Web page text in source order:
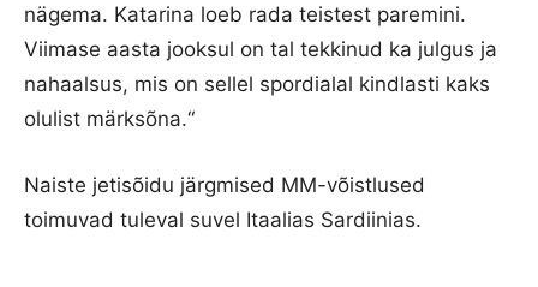
nägema. Katarina loeb rada teistest paremini.
Viimase aasta jooksul on tal tekkinud ka julgus ja
nahaalsus, mis on sellel spordialal kindlasti kaks
olulist märksõna.“
Naiste jetisõidu järgmised MM-võistlused
toimuvad tuleval suvel Itaalias Sardiinias.